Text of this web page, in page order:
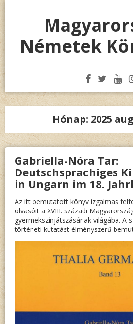
Németek
Hónap: 2025
Gabriella-Nóra Tar:
Deutschsprachiges
in Ungarn im 18.
Az itt bemutatott könyv izgalmas
olvasóit a XVIII. századi
gyermekszínjátszásának világába. A
történeti kutatást élményszerű